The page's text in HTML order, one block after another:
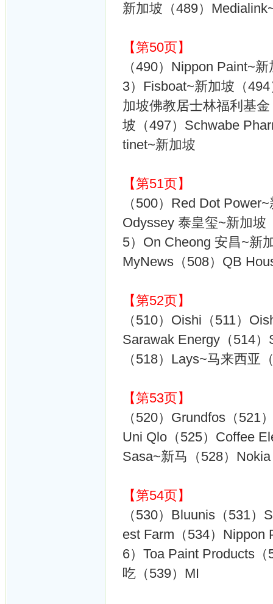
新加坡（489）
【第50页】
（490）Nippon Paint~
3）Fisboat~新加坡（
加坡佛教居士林福利基
坡（497）Schwabe
tinet~新加坡
【第51页】
（500）Red Dot
Odyssey 泰皇玺~新加坡
5）On Cheong 安昌~新
MyNews（508）QB
【第52页】
（510）Oishi（511）
Sarawak Energy（514
（518）Lays~马来西亚
【第53页】
（520）Grundfos（521
Uni Qlo（525）Coffee
Sasa~新马（528）
【第54页】
（530）Bluunis（531
est Farm（534）Nippon
6）Toa Paint Products
吃（539）MI